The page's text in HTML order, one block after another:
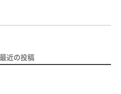
最近の投稿